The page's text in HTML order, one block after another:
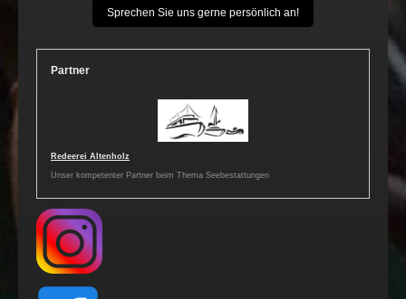
Sprechen Sie uns gerne persönlich an!
Partner
Redeerei Altenholz
Unser kompetenter Partner beim Thema Seebestattungen